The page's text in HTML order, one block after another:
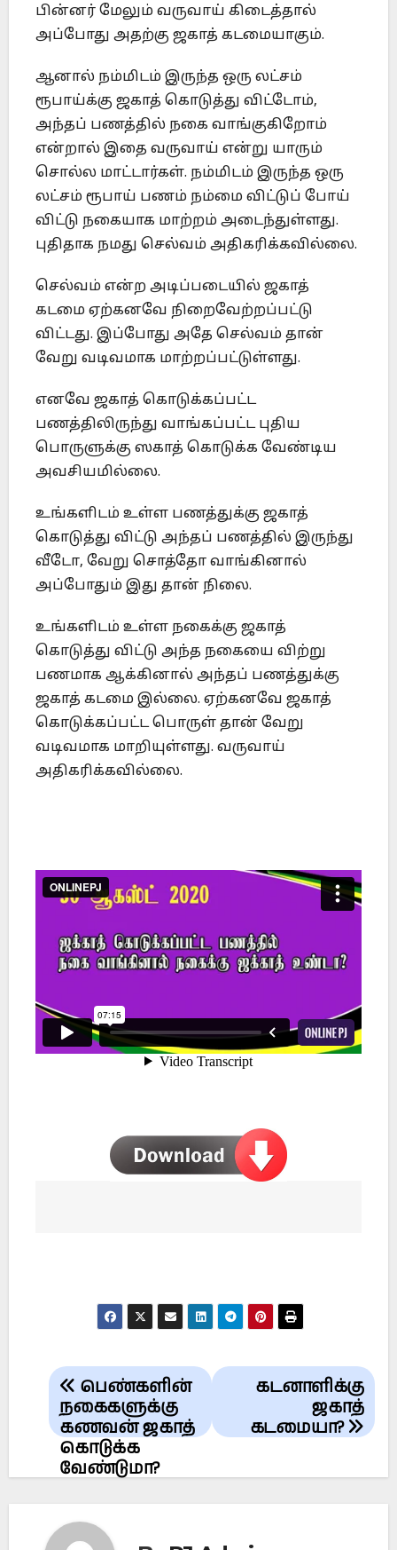
பின்னர் மேலும் வருவாய் கிடைத்தால்
அப்போது அதற்கு ஜகாத் கடமையாகும்.
ஆனால் நம்மிடம் இருந்த ஒரு லட்சம்
ரூபாய்க்கு ஜகாத் கொடுத்து விட்டோம்,
அந்தப் பணத்தில் நகை வாங்குகிறோம்
என்றால் இதை வருவாய் என்று யாரும்
சொல்ல மாட்டார்கள். நம்மிடம் இருந்த ஒரு
லட்சம் ரூபாய் பணம் நம்மை விட்டுப் போய்
விட்டு நகையாக மாற்றம் அடைந்துள்ளது.
புதிதாக நமது செல்வம் அதிகரிக்கவில்லை.
செல்வம் என்ற அடிப்படையில் ஜகாத்
கடமை ஏற்கனவே நிறைவேற்றப்பட்டு
விட்டது. இப்போது அதே செல்வம் தான்
வேறு வடிவமாக மாற்றப்பட்டுள்ளது.
எனவே ஜகாத் கொடுக்கப்பட்ட
பணத்திலிருந்து வாங்கப்பட்ட புதிய
பொருளுக்கு ஸகாத் கொடுக்க வேண்டிய
அவசியமில்லை.
உங்களிடம் உள்ள பணத்துக்கு ஜகாத்
கொடுத்து விட்டு அந்தப் பணத்தில் இருந்து
வீடோ, வேறு சொத்தோ வாங்கினால்
அப்போதும் இது தான் நிலை.
உங்களிடம் உள்ள நகைக்கு ஜகாத்
கொடுத்து விட்டு அந்த நகையை விற்று
பணமாக ஆக்கினால் அந்தப் பணத்துக்கு
ஜகாத் கடமை இல்லை. ஏற்கனவே ஜகாத்
கொடுக்கப்பட்ட பொருள் தான் வேறு
வடிவமாக மாறியுள்ளது. வருவாய்
அதிகரிக்கவில்லை.
Post
navigation
கடனாளிக்கு
ஜகாத்
கடமையா?
பெண்களின்
நகைகளுக்கு
கணவன் ஜகாத்
கொடுக்க
வேண்டுமா?